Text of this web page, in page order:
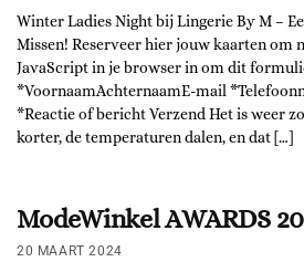
Winter Ladies Night bij Lingerie By M –
Missen! Reserveer hier jouw kaarten om
JavaScript in je browser in om dit
*VoornaamAchternaamE-mail
*Reactie of bericht Verzend Het is weer
korter, de temperaturen dalen, en dat […]
ModeWinkel AWARDS
20 MAART 2024